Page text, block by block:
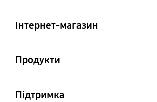
Інтернет-магазин
Продукти
Підтримка